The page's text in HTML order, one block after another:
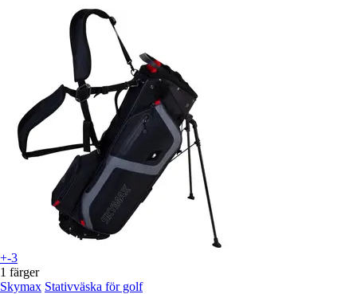
+-3
1 färger
Skymax Stativväska för golf